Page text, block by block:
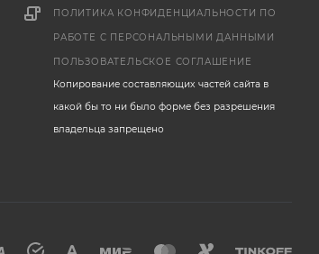
ПОЛИТИКА КОНФИДЕНЦИАЛЬНОСТИ ПО
РАБОТЕ С ПЕРСОНАЛЬНЫМИ ДАННЫМИ
ПОЛЬЗОВАТЕЛЬСКОЕ СОГЛАШЕНИЕ
Копирование составляющих частей сайта в
какой бы то ни было форме без разрешения
владельца запрещено